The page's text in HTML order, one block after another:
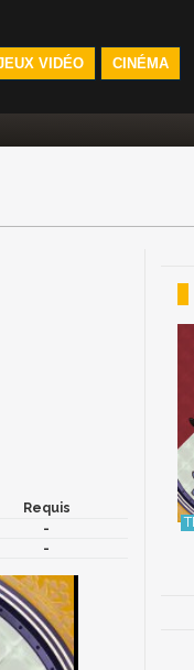
VIDÉO CINÉMA
Requis
-
-